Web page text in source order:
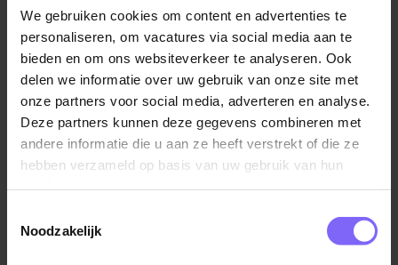
We gebruiken cookies om content en advertenties te
personaliseren, om vacatures via social media aan te
bieden en om ons websiteverkeer te analyseren. Ook
delen we informatie over uw gebruik van onze site met
onze partners voor social media, adverteren en analyse.
Deze partners kunnen deze gegevens combineren met
andere informatie die u aan ze heeft verstrekt of die ze
hebben verzameld op basis van uw gebruik van hun
Noodzakelijk
Vul hier je Skillsprofiel in
voor de ideale
vacaturematch!
Skillsprofiel